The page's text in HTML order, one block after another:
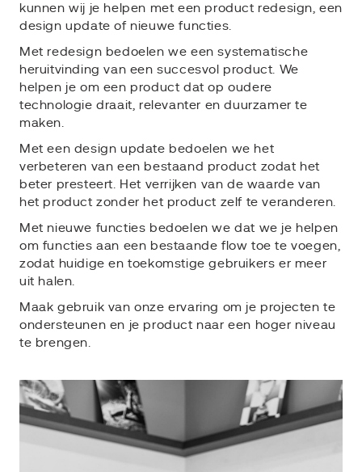
kunnen wij je helpen met een product redesign, een
design update of nieuwe functies.
Met redesign bedoelen we een systematische
heruitvinding van een succesvol product. We
helpen je om een product dat op oudere
technologie draait, relevanter en duurzamer te
maken.
Met een design update bedoelen we het
verbeteren van een bestaand product zodat het
beter presteert. Het verrijken van de waarde van
het product zonder het product zelf te veranderen.
Met nieuwe functies bedoelen we dat we je helpen
om functies aan een bestaande flow toe te voegen,
zodat huidige en toekomstige gebruikers er meer
uit halen.
Maak gebruik van onze ervaring om je projecten te
ondersteunen en je product naar een hoger niveau
te brengen.